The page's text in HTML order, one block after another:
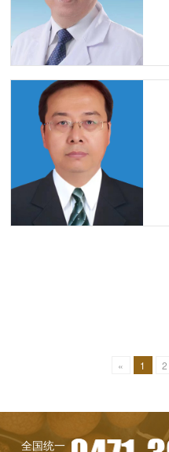
« 1 2
全国统一